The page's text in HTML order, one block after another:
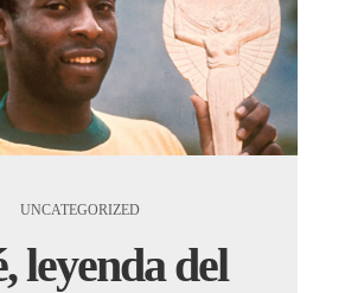
UNCATEGORIZED
leyenda del